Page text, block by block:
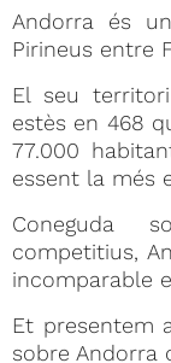
Andorra és
Pirineus entre
El seu
estès en 468
77.000
essent la més
Coneguda
competitius,
incomparable
Et presentem
sobre Andorra